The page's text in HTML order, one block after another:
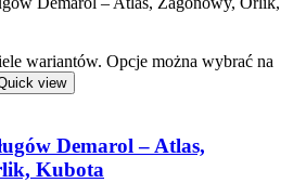
wariantów. Opcje można wybrać na
view
Demarol – Atlas,
Kubota